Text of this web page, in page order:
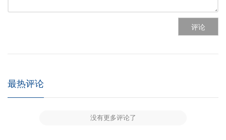
评论
最热评论
没有更多评论了